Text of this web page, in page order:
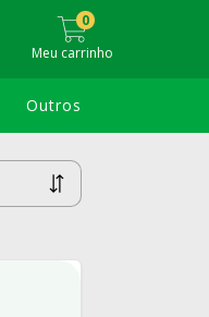
Meu carrinho
0
Outros